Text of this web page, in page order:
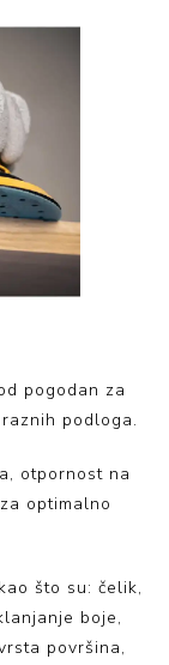
pogodan za
podloga.
otpornost na
optimalno
što su: čelik,
boje,
površina,